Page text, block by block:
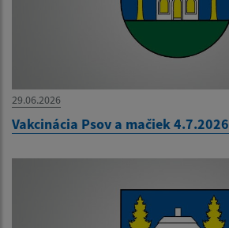
29.06.2026
Vakcinácia Psov a mačiek 4.7.2026